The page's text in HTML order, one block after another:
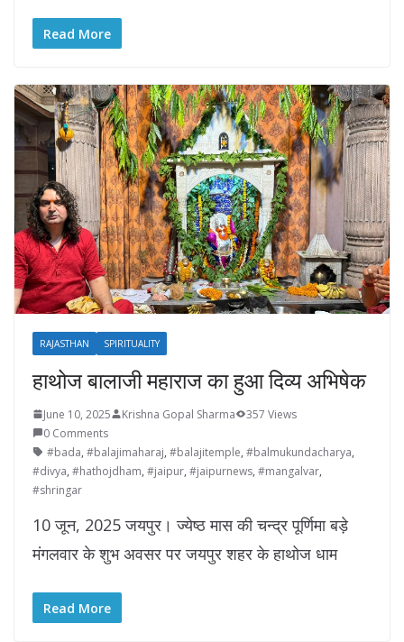
Read More
RAJASTHAN SPIRITUALITY
हाथोज बालाजी महाराज का हुआ दिव्य अभिषेक
June 10, 2025 Krishna Gopal Sharma
357 Views
0 Comments
#bada, #balajimaharaj, #balajitemple, #balmukundacharya,
#divya, #hathojdham, #jaipur, #jaipurnews, #mangalvar,
#shringar
10 जून, 2025 जयपुर। ज्येष्ठ मास की चन्द्र पूर्णिमा बड़े
मंगलवार के शुभ अवसर पर जयपुर शहर के हाथोज धाम
Read More